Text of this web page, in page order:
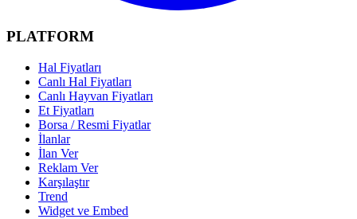
PLATFORM
Hal Fiyatları
Canlı Hal Fiyatları
Canlı Hayvan Fiyatları
Et Fiyatları
Borsa / Resmi Fiyatlar
İlanlar
İlan Ver
Reklam Ver
Karşılaştır
Trend
Widget ve Embed